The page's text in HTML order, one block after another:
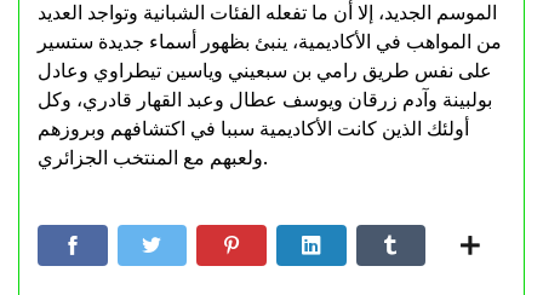
الموسم الجديد، إلا أن ما تفعله الفئات الشبانية وتواجد العديد
من المواهب في الأكاديمية، ينبئ بظهور أسماء جديدة ستسير
على نفس طريق رامي بن سبعيني وياسين تيطراوي وعادل
بولبينة وآدم زرقان ويوسف عطال وعبد القهار قادري، وكل
أولئك الذين كانت الأكاديمية سببا في اكتشافهم وبروزهم
ولعبهم مع المنتخب الجزائري.